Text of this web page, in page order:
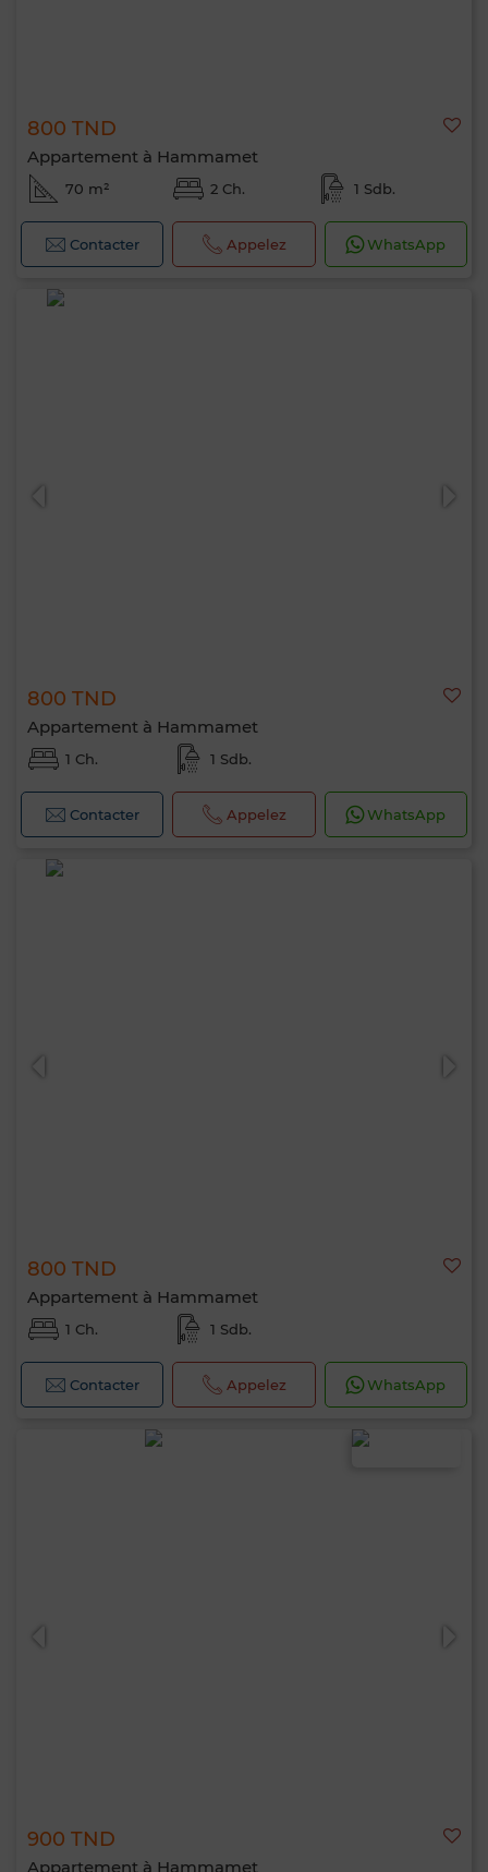
800 TND
Appartement à Hammamet
70 m² 2 Ch. 1 Sdb.
Contacter Appelez WhatsApp
800 TND
Appartement à Hammamet
1 Ch. 1 Sdb.
Contacter Appelez WhatsApp
800 TND
Appartement à Hammamet
1 Ch. 1 Sdb.
Contacter Appelez WhatsApp
900 TND
Appartement à Hammamet